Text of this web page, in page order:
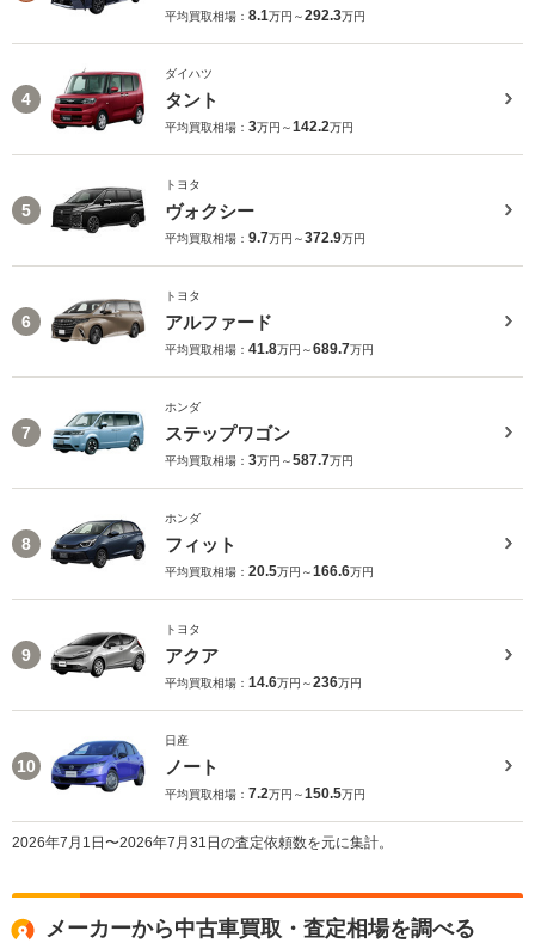
平均買取相場： 8.1万円～292.3万円
4
ダイハツ
タント
平均買取相場： 3万円～142.2万円
5
トヨタ
ヴォクシー
平均買取相場： 9.7万円～372.9万円
6
トヨタ
アルファード
平均買取相場： 41.8万円～689.7万円
7
ホンダ
ステップワゴン
平均買取相場： 3万円～587.7万円
8
ホンダ
フィット
平均買取相場： 20.5万円～166.6万円
9
トヨタ
アクア
平均買取相場： 14.6万円～236万円
10
日産
ノート
平均買取相場： 7.2万円～150.5万円
2026年7月1日〜2026年7月31日の査定依頼数を元に集計。
メーカーから中古車買取・査定相場を調べる